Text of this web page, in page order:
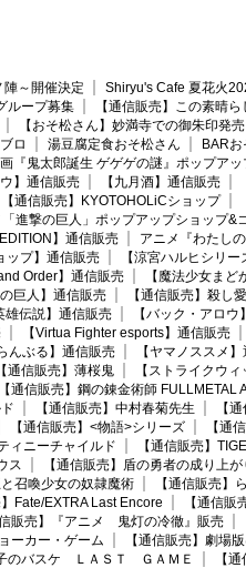
陣～開催決定
Shiryu's Cafe 夏花火
ループ募集
【通信販売】この素晴
【おそ松さん】妙満寺での御朱印発売
ロ 湯豆腐定食おそ松さん
BAR
画『鬼太郎誕生 ゲゲゲの謎』ポップア
】通信販売 【九月酒】通信販売
【通信販売】KYOTOHOLiCショップ
進撃の巨人」ポップアップショップ&
】通信販売
アニメ『わたし
ップ】通信販売
【涼宮ハルヒシリ
Order】通信販売
【魔法少女ま
の巨人】通信販売
【通信販売】殺し愛
雄伝説】通信販売
【バック・アロウ
【Virtua Fighter esports】通信販売
んぶる】通信販売
【ヤマノススメ
【通信販売】薄桜鬼
【ストライクウ
【通信販売】鋼の錬金術師 FULLMETAL
【通信販売】中村春菊先生
【
【通信販売】<物語>シリーズ
【通
ィニーチャイルド
【通信販売】
ス
【通信販売】盾の勇者の成り上が
召喚少女の奴隷魔術
【通信販売】
】Fate/EXTRA Last Encore
【通信
信販売】『アニメ 鬼灯の冷徹』販売
ーカー・ゲーム
【通信販売】劇場
子のバスケ ＬＡＳＴ ＧＡＭＥ
【